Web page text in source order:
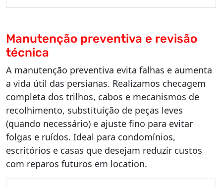
Manutenção preventiva e revisão
técnica
A manutenção preventiva evita falhas e aumenta
a vida útil das persianas. Realizamos checagem
completa dos trilhos, cabos e mecanismos de
recolhimento, substituição de peças leves
(quando necessário) e ajuste fino para evitar
folgas e ruídos. Ideal para condomínios,
escritórios e casas que desejam reduzir custos
com reparos futuros em location.